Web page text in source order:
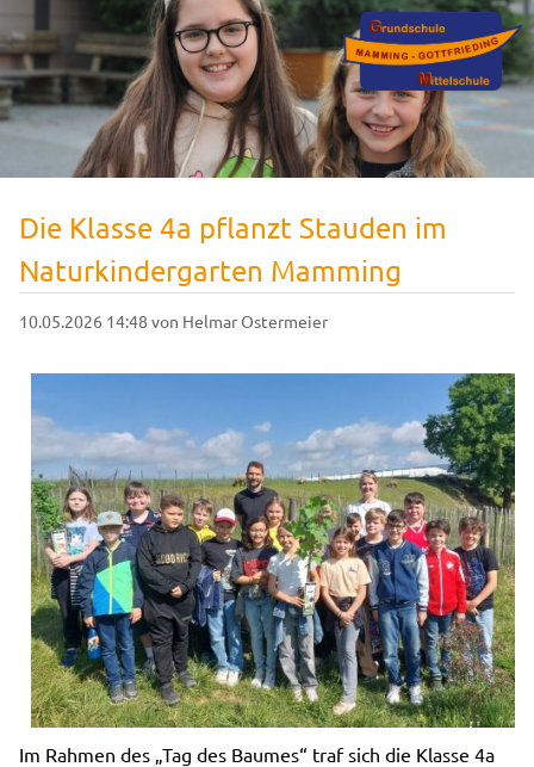
Die Klasse 4a pflanzt Stauden im
Naturkindergarten Mamming
10.05.2026 14:48 von Helmar Ostermeier
Im Rahmen des „Tag des Baumes“ traf sich die Klasse 4a